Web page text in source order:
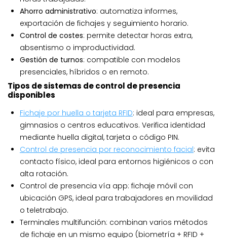
Ahorro administrativo: automatiza informes,
exportación de fichajes y seguimiento horario.
Control de costes: permite detectar horas extra,
absentismo o improductividad.
Gestión de turnos: compatible con modelos
presenciales, híbridos o en remoto.
Tipos de sistemas de control de presencia
disponibles
Fichaje por huella o tarjeta RFID: ideal para empresas,
gimnasios o centros educativos. Verifica identidad
mediante huella digital, tarjeta o código PIN.
Control de presencia por reconocimiento facial: evita
contacto físico, ideal para entornos higiénicos o con
alta rotación.
Control de presencia vía app: fichaje móvil con
ubicación GPS, ideal para trabajadores en movilidad
o teletrabajo.
Terminales multifunción: combinan varios métodos
de fichaje en un mismo equipo (biometría + RFID +